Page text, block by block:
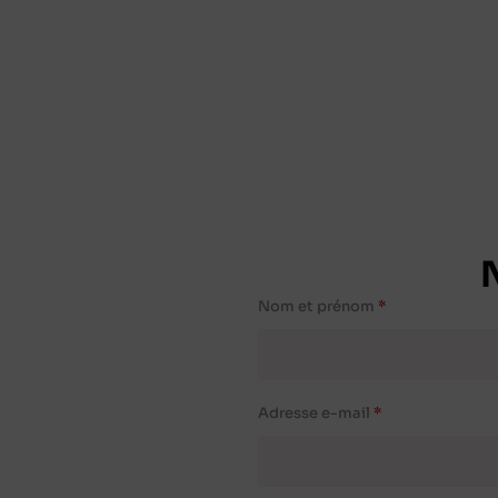
Nom et prénom
Adresse e-mail